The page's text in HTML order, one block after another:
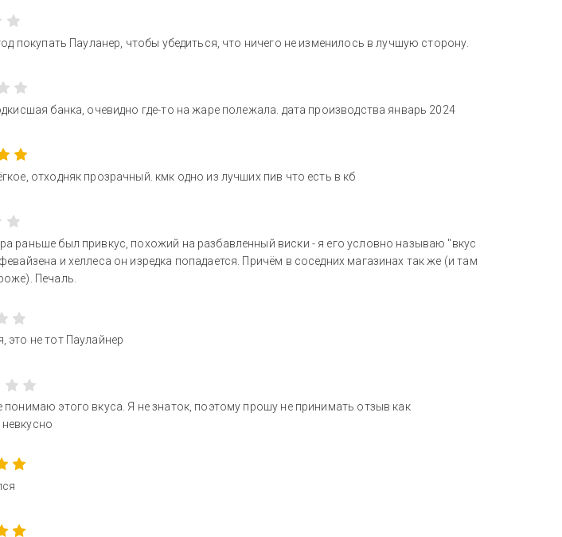
покупать Пауланер, чтобы убедиться, что ничего не изменилось в лучшую сторону.
банка, очевидно где-то на жаре полежала. дата производства январь 2024
отходняк прозрачный. кмк одно из лучших пив что есть в кб
раньше был привкус, похожий на разбавленный виски - я его условно называю "вкус
и хеллеса он изредка попадается. Причём в соседних магазинах так же (и там
Печаль.
это не тот Паулайнер
этого вкуса. Я не знаток, поэтому прошу не принимать отзыв как